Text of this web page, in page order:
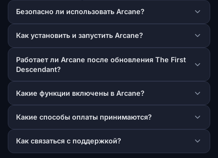
Безопасно ли использовать Arcane?
Как установить и запустить Arcane?
Работает ли Arcane после обновления The First
Descendant?
Какие функции включены в Arcane?
Какие способы оплаты принимаются?
Как связаться с поддержкой?